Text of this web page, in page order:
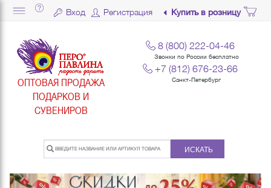
Вход Регистрация Купить в розницу
ОПТОВАЯ ПРОДАЖА
ПОДАРКОВ И
СУВЕНИРОВ
8 (800) 222-04-46
Звонки по России бесплатно
+7 (812) 676-23-66
Санкт-Петербург
ИСКАТЬ